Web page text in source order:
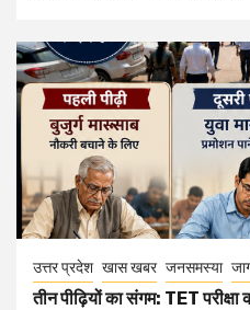
उत्तर प्रदेश खास खबर जनसमस्या
तीन पीढ़ियों का संगम: TET